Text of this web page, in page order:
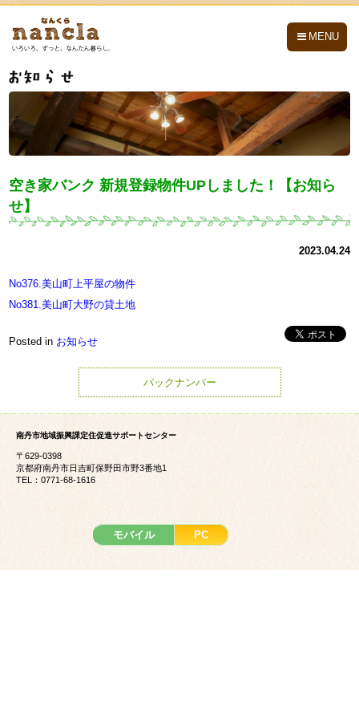
MENU
空き家バンク 新規登録物件UPしました！【お知ら
せ】
2023.04.24
No376.美山町上平屋の物件
No381.美山町大野の貸土地
Posted in お知らせ
バックナンバー
南丹市地域振興課定住促進サポートセンター
〒629-0398
京都府南丹市日吉町保野田市野3番地1
TEL：0771-68-1616
モバイル PC